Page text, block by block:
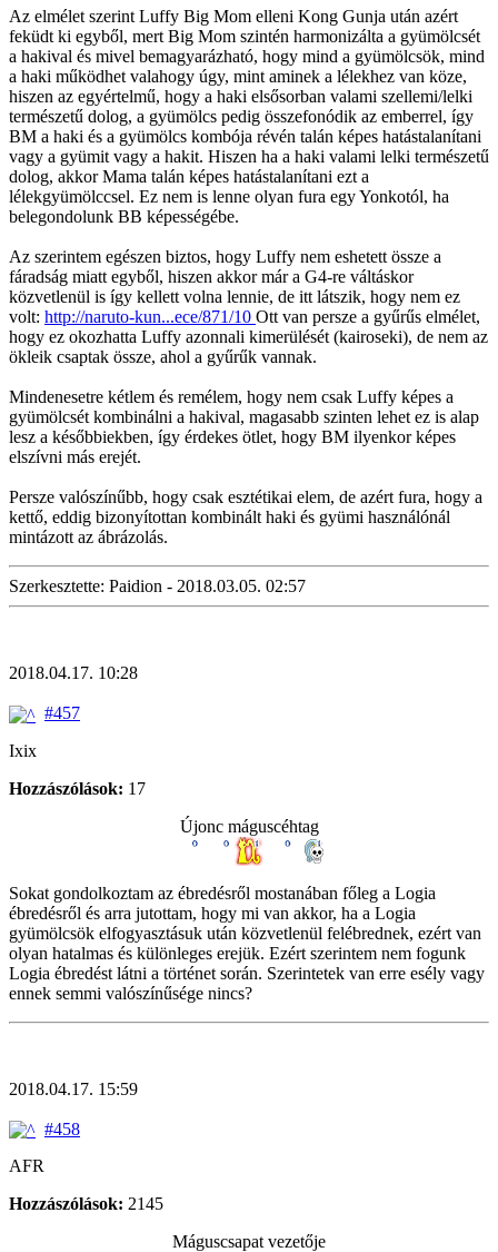
Az elmélet szerint Luffy Big Mom elleni Kong Gunja után azért
feküdt ki egyből, mert Big Mom szintén harmonizálta a gyümölcsét
a hakival és mivel bemagyarázható, hogy mind a gyümölcsök, mind
a haki működhet valahogy úgy, mint aminek a lélekhez van köze,
hiszen az egyértelmű, hogy a haki elsősorban valami szellemi/lelki
természetű dolog, a gyümölcs pedig összefonódik az emberrel, így
BM a haki és a gyümölcs kombója révén talán képes hatástalanítani
vagy a gyümit vagy a hakit. Hiszen ha a haki valami lelki természetű
dolog, akkor Mama talán képes hatástalanítani ezt a
lélekgyümölccsel. Ez nem is lenne olyan fura egy Yonkotól, ha
belegondolunk BB képességébe.
Az szerintem egészen biztos, hogy Luffy nem eshetett össze a
fáradság miatt egyből, hiszen akkor már a G4-re váltáskor
közvetlenül is így kellett volna lennie, de itt látszik, hogy nem ez
volt: http://naruto-kun...ece/871/10 Ott van persze a gyűrűs elmélet,
hogy ez okozhatta Luffy azonnali kimerülését (kairoseki), de nem az
ökleik csaptak össze, ahol a gyűrűk vannak.
Mindenesetre kétlem és remélem, hogy nem csak Luffy képes a
gyümölcsét kombinálni a hakival, magasabb szinten lehet ez is alap
lesz a későbbiekben, így érdekes ötlet, hogy BM ilyenkor képes
elszívni más erejét.
Persze valószínűbb, hogy csak esztétikai elem, de azért fura, hogy a
kettő, eddig bizonyítottan kombinált haki és gyümi használónál
mintázott az ábrázolás.
Szerkesztette: Paidion - 2018.03.05. 02:57
2018.04.17. 10:28
#457
Ixix
Hozzászólások: 17
Újonc máguscéhtag
Sokat gondolkoztam az ébredésről mostanában főleg a Logia
ébredésről és arra jutottam, hogy mi van akkor, ha a Logia
gyümölcsök elfogyasztásuk után közvetlenül felébrednek, ezért van
olyan hatalmas és különleges erejük. Ezért szerintem nem fogunk
Logia ébredést látni a történet során. Szerintetek van erre esély vagy
ennek semmi valószínűsége nincs?
2018.04.17. 15:59
#458
AFR
Hozzászólások: 2145
Máguscsapat vezetője